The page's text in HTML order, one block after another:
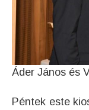
Áder János és
Péntek este